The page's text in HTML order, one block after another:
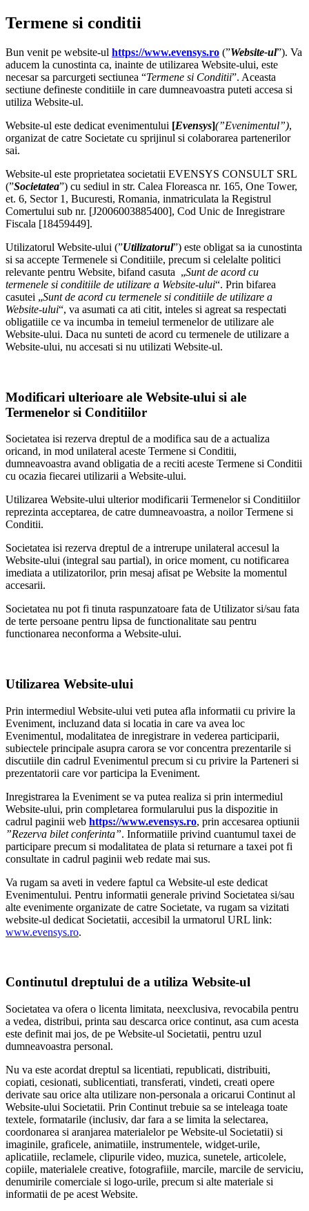
Termene si conditii
Bun venit pe website-ul https://www.evensys.ro (”Website-ul”). Va
aducem la cunostinta ca, inainte de utilizarea Website-ului, este
necesar sa parcurgeti sectiunea “Termene si Conditii”. Aceasta
sectiune defineste conditiile in care dumneavoastra puteti accesa si
utiliza Website-ul.
Website-ul este dedicat evenimentului [Evensys](”Evenimentul”),
organizat de catre Societate cu sprijinul si colaborarea partenerilor
sai.
Website-ul este proprietatea societatii EVENSYS CONSULT SRL
(”Societatea”) cu sediul in str. Calea Floreasca nr. 165, One Tower,
et. 6, Sector 1, Bucuresti, Romania, inmatriculata la Registrul
Comertului sub nr. [J2006003885400], Cod Unic de Inregistrare
Fiscala [18459449].
Utilizatorul Website-ului (”Utilizatorul”) este obligat sa ia cunostinta
si sa accepte Termenele si Conditiile, precum si celelalte politici
relevante pentru Website, bifand casuta „Sunt de acord cu
termenele si conditiile de utilizare a Website-ului“. Prin bifarea
casutei „Sunt de acord cu termenele si conditiile de utilizare a
Website-ului“, va asumati ca ati citit, inteles si agreat sa respectati
obligatiile ce va incumba in temeiul termenelor de utilizare ale
Website-ului. Daca nu sunteti de acord cu termenele de utilizare a
Website-ului, nu accesati si nu utilizati Website-ul.
Modificari ulterioare ale Website-ului si ale
Termenelor si Conditiilor
Societatea isi rezerva dreptul de a modifica sau de a actualiza
oricand, in mod unilateral aceste Termene si Conditii,
dumneavoastra avand obligatia de a reciti aceste Termene si Conditii
cu ocazia fiecarei utilizarii a Website-ului.
Utilizarea Website-ului ulterior modificarii Termenelor si Conditiilor
reprezinta acceptarea, de catre dumneavoastra, a noilor Termene si
Conditii.
Societatea isi rezerva dreptul de a intrerupe unilateral accesul la
Website-ului (integral sau partial), in orice moment, cu notificarea
imediata a utilizatorilor, prin mesaj afisat pe Website la momentul
accesarii.
Societatea nu pot fi tinuta raspunzatoare fata de Utilizator si/sau fata
de terte persoane pentru lipsa de functionalitate sau pentru
functionarea neconforma a Website-ului.
Utilizarea Website-ului
Prin intermediul Website-ului veti putea afla informatii cu privire la
Eveniment, incluzand data si locatia in care va avea loc
Evenimentul, modalitatea de inregistrare in vederea participarii,
subiectele principale asupra carora se vor concentra prezentarile si
discutiile din cadrul Evenimentul precum si cu privire la Parteneri si
prezentatorii care vor participa la Eveniment.
Inregistrarea la Eveniment se va putea realiza si prin intermediul
Website-ului, prin completarea formularului pus la dispozitie in
cadrul paginii web https://www.evensys.ro, prin accesarea optiunii
”Rezerva bilet conferinta”. Informatiile privind cuantumul taxei de
participare precum si modalitatea de plata si returnare a taxei pot fi
consultate in cadrul paginii web redate mai sus.
Va rugam sa aveti in vedere faptul ca Website-ul este dedicat
Evenimentului. Pentru informatii generale privind Societatea si/sau
alte evenimente organizate de catre Societate, va rugam sa vizitati
website-ul dedicat Societatii, accesibil la urmatorul URL link:
www.evensys.ro.
Continutul dreptului de a utiliza Website-ul
Societatea va ofera o licenta limitata, neexclusiva, revocabila pentru
a vedea, distribui, printa sau descarca orice continut, asa cum acesta
este definit mai jos, de pe Website-ul Societatii, pentru uzul
dumneavoastra personal.
Nu va este acordat dreptul sa licentiati, republicati, distribuiti,
copiati, cesionati, sublicentiati, transferati, vindeti, creati opere
derivate sau orice alta utilizare non-personala a oricarui Continut al
Website-ului Societatii. Prin Continut trebuie sa se inteleaga toate
textele, formatarile (inclusiv, dar fara a se limita la selectarea,
coordonarea si aranjarea materialelor pe Website-ul Societatii) si
imaginile, graficele, animatiile, instrumentele, widget-urile,
aplicatiile, reclamele, clipurile video, muzica, sunetele, articolele,
copiile, materialele creative, fotografiile, marcile, marcile de serviciu,
denumirile comerciale si logo-urile, precum si alte materiale si
informatii de pe acest Website.